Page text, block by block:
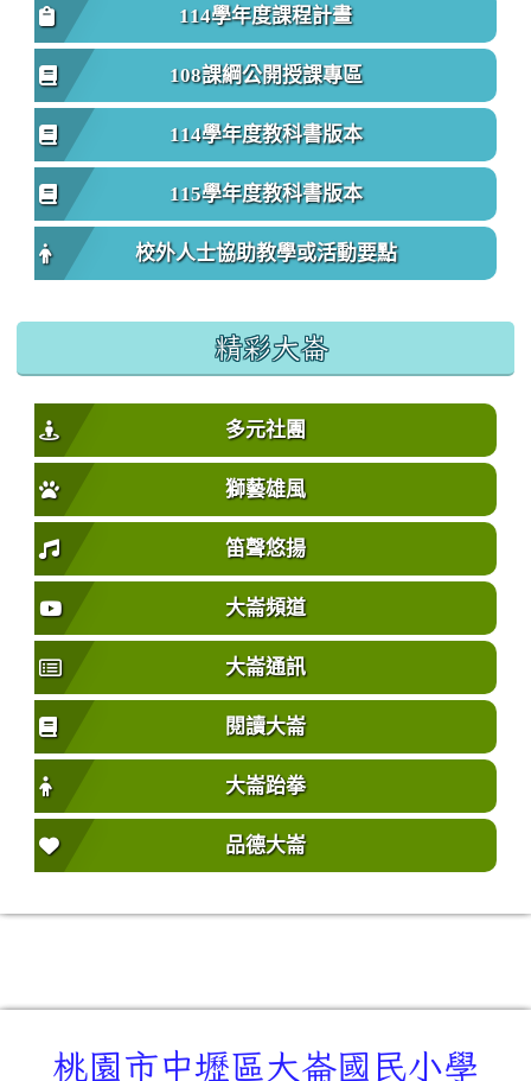
114學年度課程計畫
108課綱公開授課專區
114學年度教科書版本
115學年度教科書版本
校外人士協助教學或活動要點
精彩大崙
多元社團
獅藝雄風
笛聲悠揚
大崙頻道
大崙通訊
閱讀大崙
大崙跆拳
品德大崙
桃園市中壢區大崙國民小學